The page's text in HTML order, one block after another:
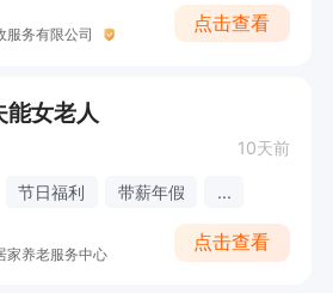
服务有限公司
点击查看
能女老人
10天前
节日福利 带薪年假 ...
家养老服务中心
点击查看